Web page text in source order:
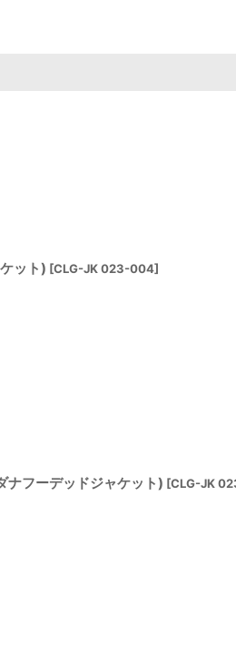
ット) [CLG-JK 023-004]
フーデッドジャケット) [CLG-JK